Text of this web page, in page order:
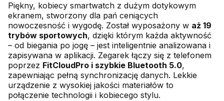
Piękny, kobiecy smartwatch z dużym dotykowym
ekranem, stworzony dla pań ceniących
nowoczesność i wygodę. Został wyposażony w aż 19
trybów sportowych, dzięki którym każda aktywność
– od biegania po jogę – jest inteligentnie analizowana i
zapisywana w aplikacji. Zegarek łączy się z telefonem
poprzez FitCloudPro i szybkie Bluetooth 5.0,
zapewniając pełną synchronizację danych. Lekkie
urządzenie z wysokiej jakości materiałów to
połączenie technologii i kobiecego stylu.